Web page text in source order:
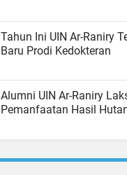
Tahun Ini UIN Ar-Raniry
Baru Prodi Kedokteran
Alumni UIN Ar-Raniry
Pemanfaatan Hasil